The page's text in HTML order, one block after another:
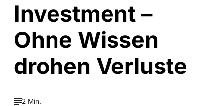
Investment –
Ohne Wissen
drohen Verluste
2 Min.